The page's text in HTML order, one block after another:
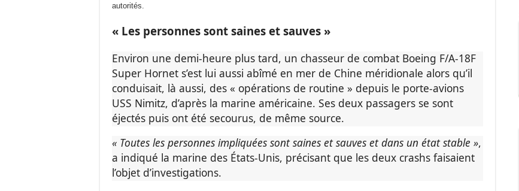
autorités.
« Les personnes sont saines et sauves »
Environ une demi-heure plus tard, un chasseur de combat Boeing F/A-18F
Super Hornet s’est lui aussi abîmé en mer de Chine méridionale alors qu’il
conduisait, là aussi, des « opérations de routine » depuis le porte-avions
USS Nimitz, d’après la marine américaine. Ses deux passagers se sont
éjectés puis ont été secourus, de même source.
« Toutes les personnes impliquées sont saines et sauves et dans un état stable »,
a indiqué la marine des États-Unis, précisant que les deux crashs faisaient
l’objet d’investigations.